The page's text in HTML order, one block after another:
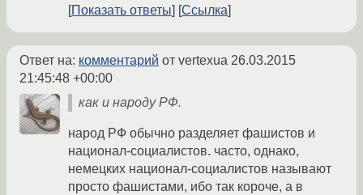
Показать ответы
Ссылка
Ответ на: комментарий от vertexua 26.03.2015
21:45:48 +00:00
как и народу РФ.
народ РФ обычно разделяет фашистов и
национал-социалистов. часто, однако,
немецких национал-социалистов называют
просто фашистами, ибо так короче, а в